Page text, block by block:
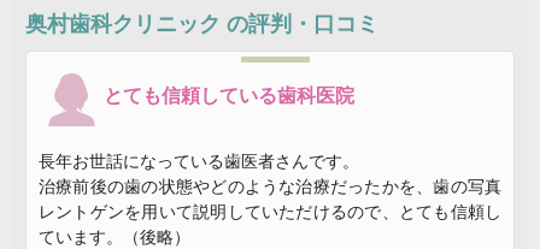
奥村歯科クリニック の評判・口コミ
とても信頼している歯科医院
長年お世話になっている歯医者さんです。
治療前後の歯の状態やどのような治療だったかを、歯の写真
レントゲンを用いて説明していただけるので、とても信頼し
ています。（後略）